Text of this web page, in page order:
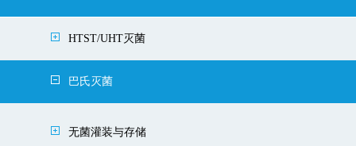
HTST/UHT灭菌
巴氏灭菌
无菌灌装与存储